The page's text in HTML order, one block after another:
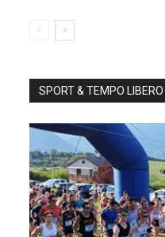
SPORT & TEMPO LIBERO